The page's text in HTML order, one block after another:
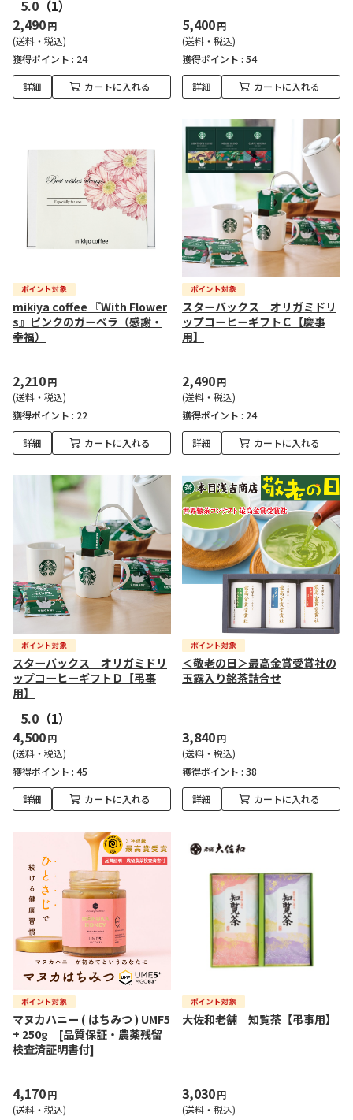
5.0 （1）
2,490円
(送料・税込)
獲得ポイント : 24
詳細 カートに入れる
5,400円
(送料・税込)
獲得ポイント : 54
詳細 カートに入れる
mikiya coffee 『With Flower
s』ピンクのガーベラ（感謝・
幸福）
2,210円
(送料・税込)
獲得ポイント : 22
詳細 カートに入れる
スターバックス オリガミドリ
ップコーヒーギフトＣ【慶事
用】
2,490円
(送料・税込)
獲得ポイント : 24
詳細 カートに入れる
スターバックス オリガミドリ
ップコーヒーギフトＤ【弔事
用】
5.0 （1）
4,500円
(送料・税込)
獲得ポイント : 45
詳細 カートに入れる
＜敬老の日＞最高金賞受賞社の
玉露入り銘茶詰合せ
3,840円
(送料・税込)
獲得ポイント : 38
詳細 カートに入れる
マヌカハニー ( はちみつ ) UMF5
+ 250g [品質保証・農薬残留
検査済証明書付]
4,170円
(送料・税込)
大佐和老舗 知覧茶【弔事用】
3,030円
(送料・税込)